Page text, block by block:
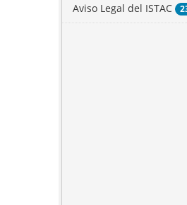
Aviso Legal del ISTAC